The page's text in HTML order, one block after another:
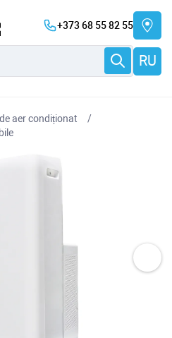
+373 68 55 82 55
RU
aer condiționat